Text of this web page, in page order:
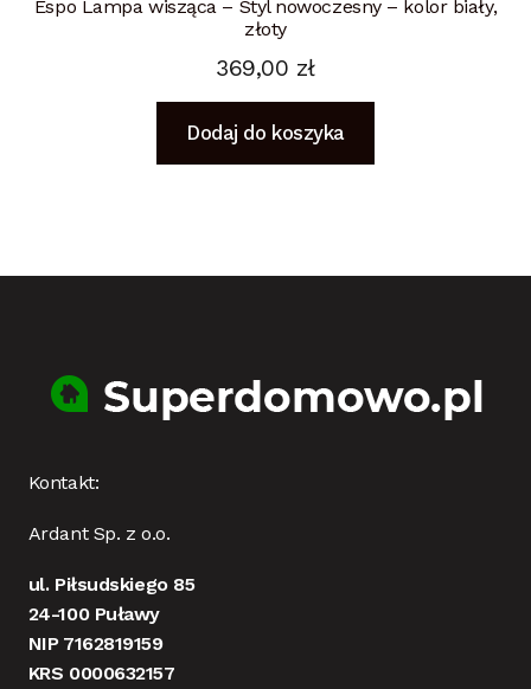
Espo Lampa wisząca – Styl nowoczesny – kolor biały,
złoty
369,00 zł
Dodaj do koszyka
Kontakt:
Ardant Sp. z o.o.
ul. Piłsudskiego 85
24-100 Puławy
NIP 7162819159
KRS 0000632157